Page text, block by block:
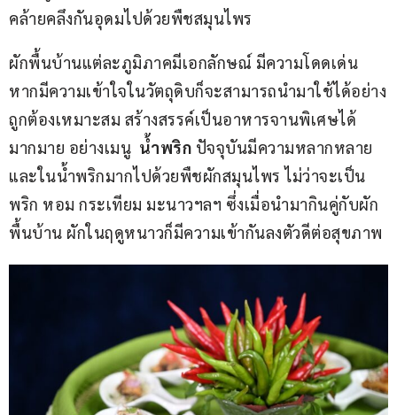
คล้ายคลึงกันอุดมไปด้วยพืชสมุนไพร
ผักพื้นบ้านแต่ละภูมิภาคมีเอกลักษณ์ มีความโดดเด่น
หากมีความเข้าใจในวัตถุดิบก็จะสามารถนำมาใช้ได้อย่าง
ถูกต้องเหมาะสม สร้างสรรค์เป็นอาหารจานพิเศษได้
มากมาย อย่างเมนู น้ำพริก ปัจจุบันมีความหลากหลาย
และในน้ำพริกมากไปด้วยพืชผักสมุนไพร ไม่ว่าจะเป็น
พริก หอม กระเทียม มะนาวฯลฯ ซึ่งเมื่อนำมากินคู่กับผัก
พื้นบ้าน ผักในฤดูหนาวก็มีความเข้ากันลงตัวดีต่อสุขภาพ